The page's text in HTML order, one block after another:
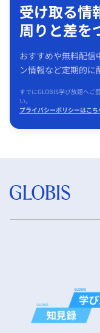
受け取る情
周りと差を
おすすめや無料配信
ン情報など定期的に
すでにGLOBIS学び放題へご
い。
プライバシーポリシーはこち